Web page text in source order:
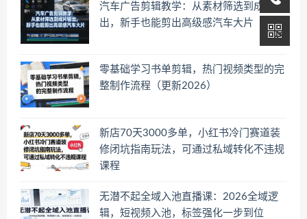
汽车广告剪辑教学：从素材筛选到成片输
出，新手也能剪出高级感汽车大片
零基础学习书单剪辑，热门视频类型的完
整制作流程（更新2026）
新店70天3000多单，小红书冷门赛道装
修闭坑指南玩法，可通过私域转化不违规
课程
无潜不起全域入池直播课：2026全域逻
辑，短视频入池，标签强化一步到位